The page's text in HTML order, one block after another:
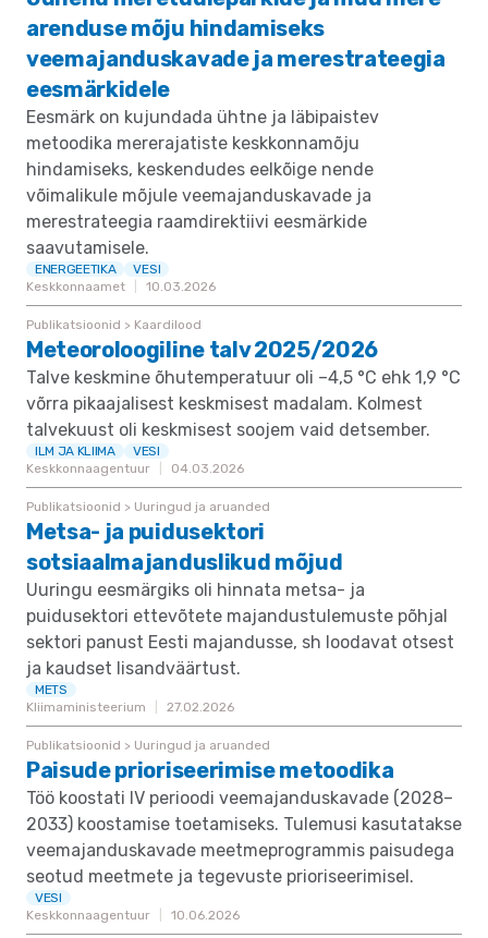
arenduse mõju hindamiseks
veemajanduskavade ja merestrateegia
eesmärkidele
Eesmärk on kujundada ühtne ja läbipaistev
metoodika mererajatiste keskkonnamõju
hindamiseks, keskendudes eelkõige nende
võimalikule mõjule veemajanduskavade ja
merestrateegia raamdirektiivi eesmärkide
saavutamisele.
ENERGEETIKA
VESI
Keskkonnaamet
10.03.2026
Publikatsioonid > Kaardilood
Meteoroloogiline talv 2025/2026
Talve keskmine õhutemperatuur oli –4,5 °C ehk 1,9 °C
võrra pikaajalisest keskmisest madalam. Kolmest
talvekuust oli keskmisest soojem vaid detsember.
ILM JA KLIIMA
VESI
Keskkonnaagentuur
04.03.2026
Publikatsioonid > Uuringud ja aruanded
Metsa- ja puidusektori
sotsiaalmajanduslikud mõjud
Uuringu eesmärgiks oli hinnata metsa- ja
puidusektori ettevõtete majandustulemuste põhjal
sektori panust Eesti majandusse, sh loodavat otsest
ja kaudset lisandväärtust.
METS
Kliimaministeerium
27.02.2026
Publikatsioonid > Uuringud ja aruanded
Paisude prioriseerimise metoodika
Töö koostati IV perioodi veemajanduskavade (2028–
2033) koostamise toetamiseks. Tulemusi kasutatakse
veemajanduskavade meetmeprogrammis paisudega
seotud meetmete ja tegevuste prioriseerimisel.
VESI
Keskkonnaagentuur
10.06.2026